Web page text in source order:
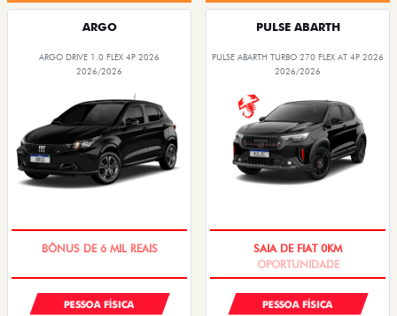
ARGO
ARGO DRIVE 1.0 FLEX 4P 2026
2026/2026
PESSOA FÍSICA
PULSE ABARTH
PULSE ABARTH TURBO 270 FLEX AT 4P 2026
2026/2026
PESSOA FÍSICA